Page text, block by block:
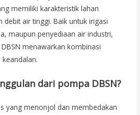
memiliki karakteristik lahan
air tinggi. Baik untuk irigasi
maupun penyediaan air industri,
menawarkan kombinasi
dari pompa DBSN?
yang menonjol dan membedakan